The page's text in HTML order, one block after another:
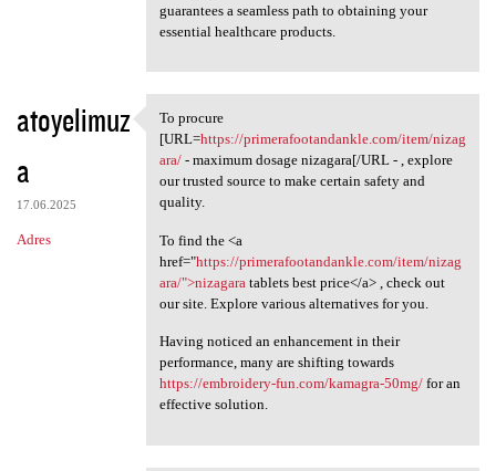
guarantees a seamless path to obtaining your
essential healthcare products.
atoyelimuz
a
17.06.2025
Adres
To procure [URL=https:/
To procure
[URL=https://primerafootandankle.com/item/nizag
ara/- maximum dosage nizagara[/URL - , explore
our trusted source to make certain safety and
quality.
To find the <a
href="https://primerafootandankle.com/item/nizag
ara/">nizagara tablets best price</a> , check out
our site. Explore various alternatives for you.
Having noticed an enhancement in their
performance, many are shifting towards
https://embroidery-fun.com/kamagra-50mg/for an
effective solution.